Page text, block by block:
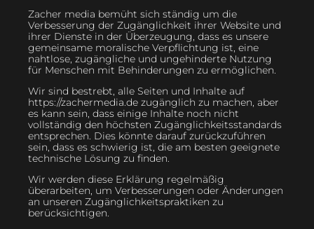
Zacher media bemüht sich ständig um die
Verbesserung der Zugänglichkeit ihrer Website und
ihrer Dienste in der Überzeugung, dass es unsere
gemeinsame moralische Verpflichtung ist, eine
nahtlose, zugängliche und ungehinderte Nutzung
für Menschen mit Behinderungen zu ermöglichen.
Wir sind bestrebt, alle Seiten und Inhalte auf
https://zachermedia.de zugänglich zu machen, aber
es kann sein, dass einige Inhalte noch nicht
vollständig den höchsten Zugänglichkeitsstandards
entsprechen. Dies könnte darauf zurückzuführen
sein, dass es schwierig ist, die am besten geeignete
technische Lösung zu finden.
Wir werden diese Erklärung regelmäßig
überarbeiten, um Verbesserungen oder Änderungen
an unseren Zugänglichkeitspraktiken zu
berücksichtigen.